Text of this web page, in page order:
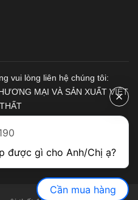
vui lòng liên hệ chúng tôi:
MẠI VÀ SẢN XUẤT VIỆT
190. Mọi quyền được bảo
Cần mua hàng